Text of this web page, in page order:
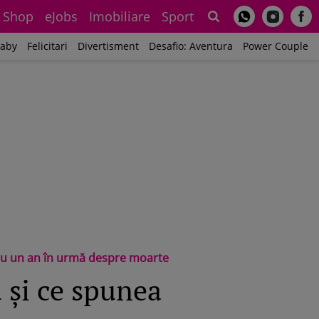
Shop eJobs Imobiliare Sport
Felicitari Divertisment Desafio: Aventura Power Couple
un an în urmă despre moarte
ce spunea